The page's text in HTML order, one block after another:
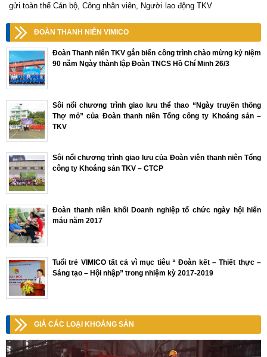
gửi toàn thể Cán bộ, Công nhân viên, Người lao động TKV
ĐOÀN THANH NIÊN VIMICO
Đoàn Thanh niên TKV gắn biển công trình chào mừng kỷ niệm
90 năm Ngày thành lập Đoàn TNCS Hồ Chí Minh 26/3
Sôi nổi chương trình giao lưu thể thao “Ngày truyền thống
Thợ mỏ” của Đoàn thanh niên Tổng công ty Khoáng sản –
TKV
Sôi nổi chương trình giao lưu của Đoàn viên thanh niên Tổng
công ty Khoáng sản TKV – CTCP
Đoàn thanh niên khối Doanh nghiệp tổ chức ngày hội hiến
máu năm 2017
Tuổi trẻ VIMICO tất cả vì mục tiêu “ Đoàn kết – Thiết thực –
Sáng tạo – Hội nhập” trong nhiệm kỳ 2017-2019
GIÁ CÁC LOẠI KHOÁNG SẢN